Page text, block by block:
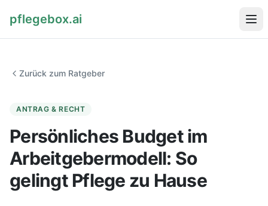
pflegebox.ai
Startseite
Pflegebox kostenlos bestellen
Zurück zum Ratgeber
ANTRAG & RECHT
Persönliches Budget im
Arbeitgebermodell: So
gelingt Pflege zu Hause